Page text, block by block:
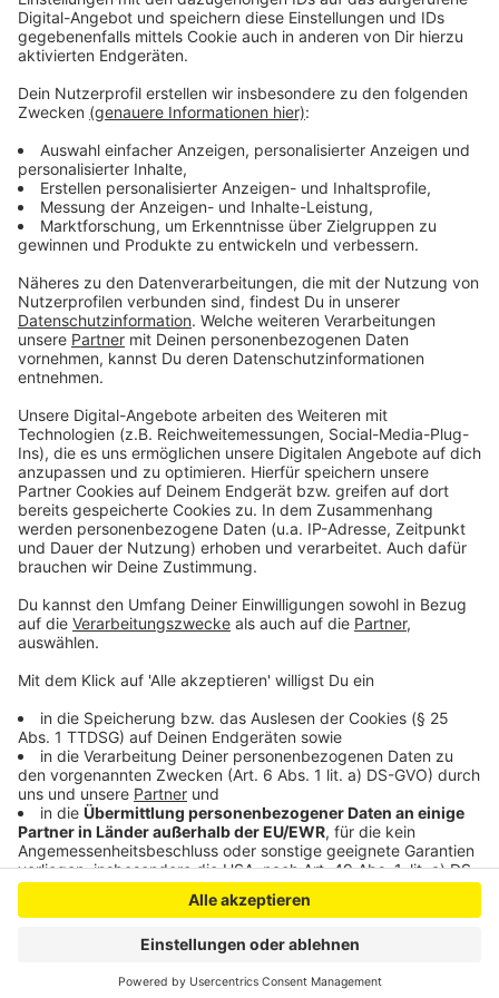
Anzeige
Anzeige
treibt Jürgen Bangert nun als "Elvis Eifel" seine Späße
am Telefon mit seinen Hörerinnen und Hörern im Radio.
Aber selbst seine 'Opfer' müssen am Ende mit lachen -
wenn auch nicht immer. Und weil ihr nicht genug von
gegangen. Somit steht euch Elvis rund um die Uhr zur
Verfügung. Hier bekommt Ihr außerdem den
"Directors-Cut" - die Original-Telefonate in längerer
Version. Elvis wird sich mit Kollegen und ehemaligen
"Opfern" über die Telefonate aus den letzten zwei
Jahrzehnten unterhalten. Wir erfahren auch, wie es ihm
dabei ergangen ist und wobei er selbst mal ins
Schleudern gekommen ist. Viel Spaß beim Zuhören und
bitte nicht erschrecken, wenn dabei das Telefon
klingelt. Es muss ja nicht unbedingt Elvis Eifel dran
sein.
Anzeige
Anzeige